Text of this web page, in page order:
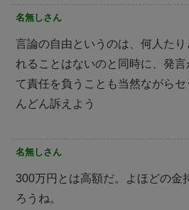
名無しさん
言論の自由というのは、何人た
れることはないのと同時に、発
て責任を負うことも当然ながら
んどん訴えよう
名無しさん
300万円とは高額だ。よほどの金
ろうね。